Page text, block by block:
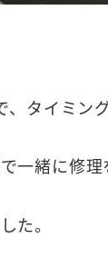
タイミン
一緒に修理
た。